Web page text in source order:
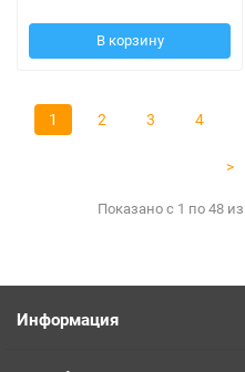
В корзину
1 2 3 4
>
Показано с 1 по 48
Информация